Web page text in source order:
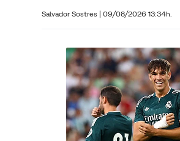
Salvador Sostres | 09/08/2026 13:34h.